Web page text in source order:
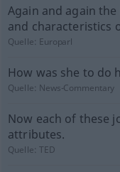
Again and again
and characteristics
Quelle: Europarl
How was she to do
Quelle: News-Commentary
Now each of these
attributes.
Quelle:TED